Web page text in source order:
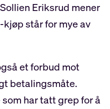
Eriksrud mener
står for mye av
et forbud mot
betalingsmåte.
har tatt grep for å